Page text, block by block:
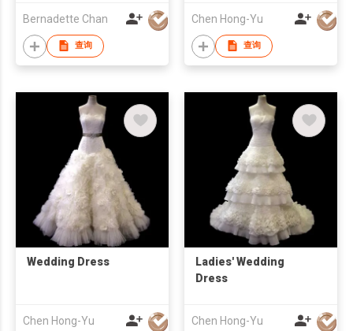
Bernadette Chan
查询
Chen Hong-Yu
查询
Wedding Dress
Chen Hong-Yu
Ladies' Wedding
Dress
Chen Hong-Yu